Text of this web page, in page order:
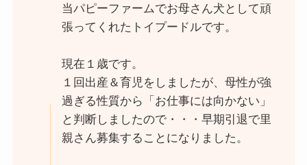
当パピーファームでお母さん犬として頑
張ってくれたトイプードルです。
現在１歳です。
１回出産＆育児をしましたが、母性が強
過ぎる性質から「お仕事には向かない」
と判断しましたので・・・早期引退で里
親さん募集することになりました。